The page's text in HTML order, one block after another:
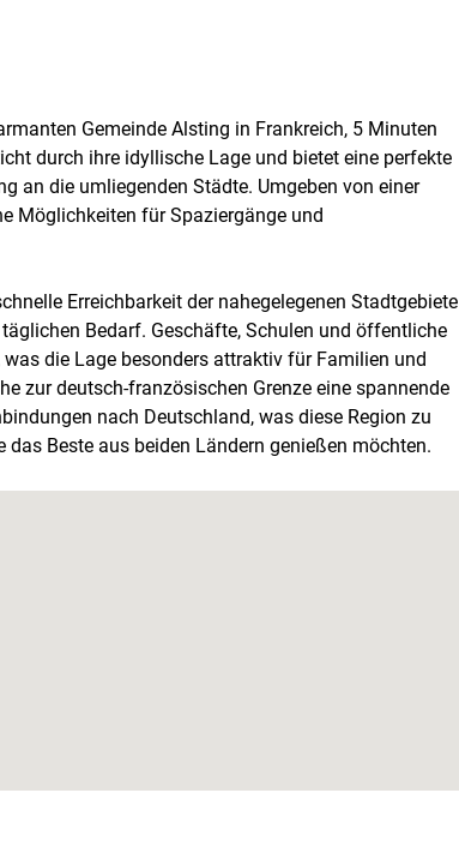
Gemeinde Alsting in Frankreich, 5 Minuten
durch ihre idyllische Lage und bietet eine perfekte
an die umliegenden Städte. Umgeben von einer
Möglichkeiten für Spaziergänge und
Erreichbarkeit der nahegelegenen Stadtgebiete
Bedarf. Geschäfte, Schulen und öffentliche
die Lage besonders attraktiv für Familien und
zur deutsch-französischen Grenze eine spannende
nach Deutschland, was diese Region zu
Beste aus beiden Ländern genießen möchten.